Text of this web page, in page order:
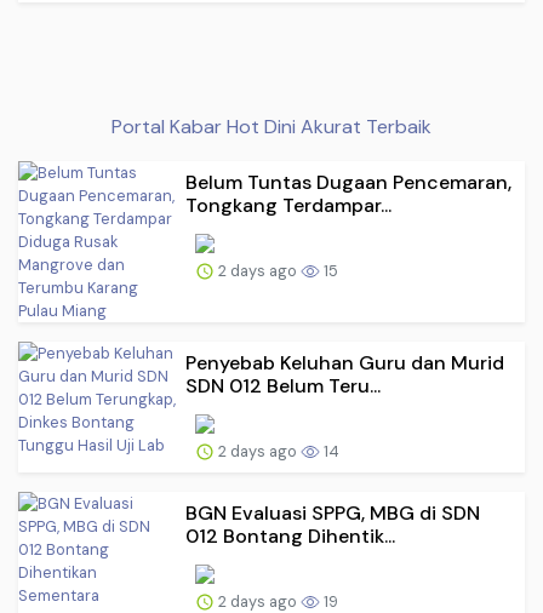
Portal Kabar Hot Dini Akurat Terbaik
Belum Tuntas Dugaan Pencemaran,
Tongkang Terdampar...
2 days ago 15
Penyebab Keluhan Guru dan Murid
SDN 012 Belum Teru...
2 days ago 14
BGN Evaluasi SPPG, MBG di SDN
012 Bontang Dihentik...
2 days ago 19